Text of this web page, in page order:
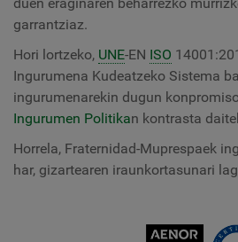
garrantziaz.
Hori lortzeko, UNE-EN ISO
Ingurumena Kudeatzeko Sistema
ingurumenarekin dugun
Ingurumen Politikan kontrasta
Horrela, Fraternidad-Muprespaek
har, gizartearen iraunkortasunari